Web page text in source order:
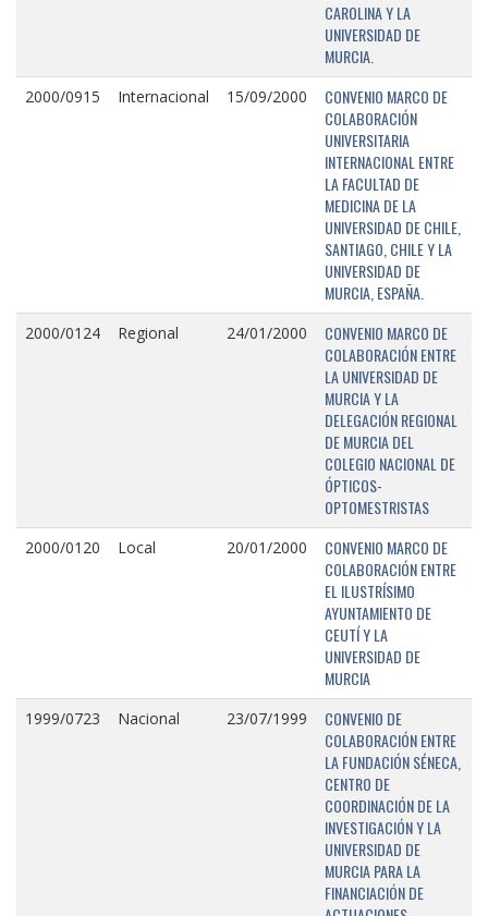
CAROLINA Y LA
UNIVERSIDAD DE
MURCIA.
2000/0915 Internacional 15/09/2000
CONVENIO MARCO DE
COLABORACIÓN
UNIVERSITARIA
INTERNACIONAL ENTRE
LA FACULTAD DE
MEDICINA DE LA
UNIVERSIDAD DE CHILE,
SANTIAGO, CHILE Y LA
UNIVERSIDAD DE
MURCIA, ESPAÑA.
2000/0124 Regional 24/01/2000
CONVENIO MARCO DE
COLABORACIÓN ENTRE
LA UNIVERSIDAD DE
MURCIA Y LA
DELEGACIÓN REGIONAL
DE MURCIA DEL
COLEGIO NACIONAL DE
ÓPTICOS-
OPTOMESTRISTAS
2000/0120 Local 20/01/2000
CONVENIO MARCO DE
COLABORACIÓN ENTRE
EL ILUSTRÍSIMO
AYUNTAMIENTO DE
CEUTÍ Y LA
UNIVERSIDAD DE
MURCIA
1999/0723 Nacional 23/07/1999
CONVENIO DE
COLABORACIÓN ENTRE
LA FUNDACIÓN SÉNECA,
CENTRO DE
COORDINACIÓN DE LA
INVESTIGACIÓN Y LA
UNIVERSIDAD DE
MURCIA PARA LA
FINANCIACIÓN DE